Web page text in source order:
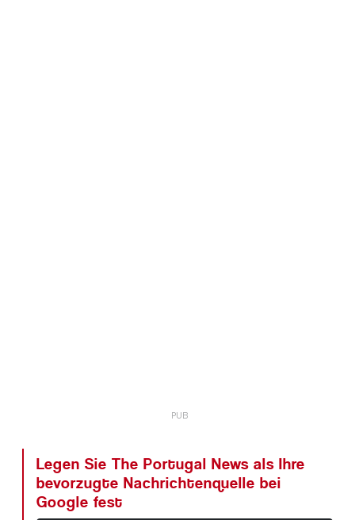
Legen Sie The Portugal News als Ihre
bevorzugte Nachrichtenquelle bei
Google fest